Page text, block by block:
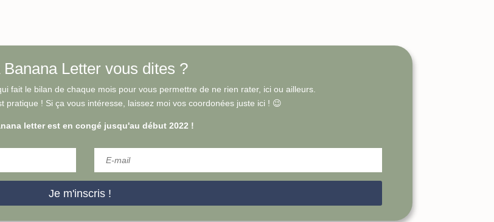
Banana Letter vous dites ?
fait le bilan de chaque mois pour vous permettre de ne rien rater, ici ou ailleurs.
pratique ! Si ça vous intéresse, laissez moi vos coordonées juste ici ! 😉
letter est en congé jusqu'au début 2022 !
Je m'inscris !